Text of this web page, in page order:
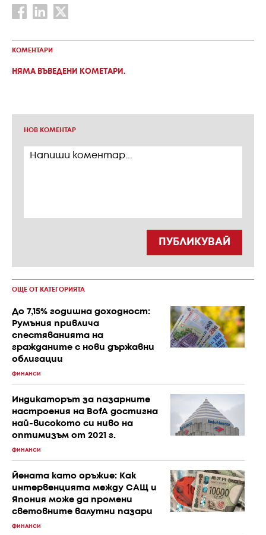
КОМЕНТАРИ
НЯМА ВЪВЕДЕНИ КОМЕТАРИ.
НОВ КОМЕНТАР
ПУБЛИКУВАЙ
ОЩЕ ОТ КАТЕГОРИЯТА
До 7,15% годишна доходност:
Румъния привлича
спестяванията на
гражданите с нови държавни
облигации
ФИНАНСИ
Индикаторът за пазарните
настроения на BofA достигна
най-високото си ниво на
оптимизъм от 2021 г.
ФИНАНСИ
Йената като оръжие: Как
интервенцията между САЩ и
Япония може да промени
световните валутни пазари
ФИНАНСИ